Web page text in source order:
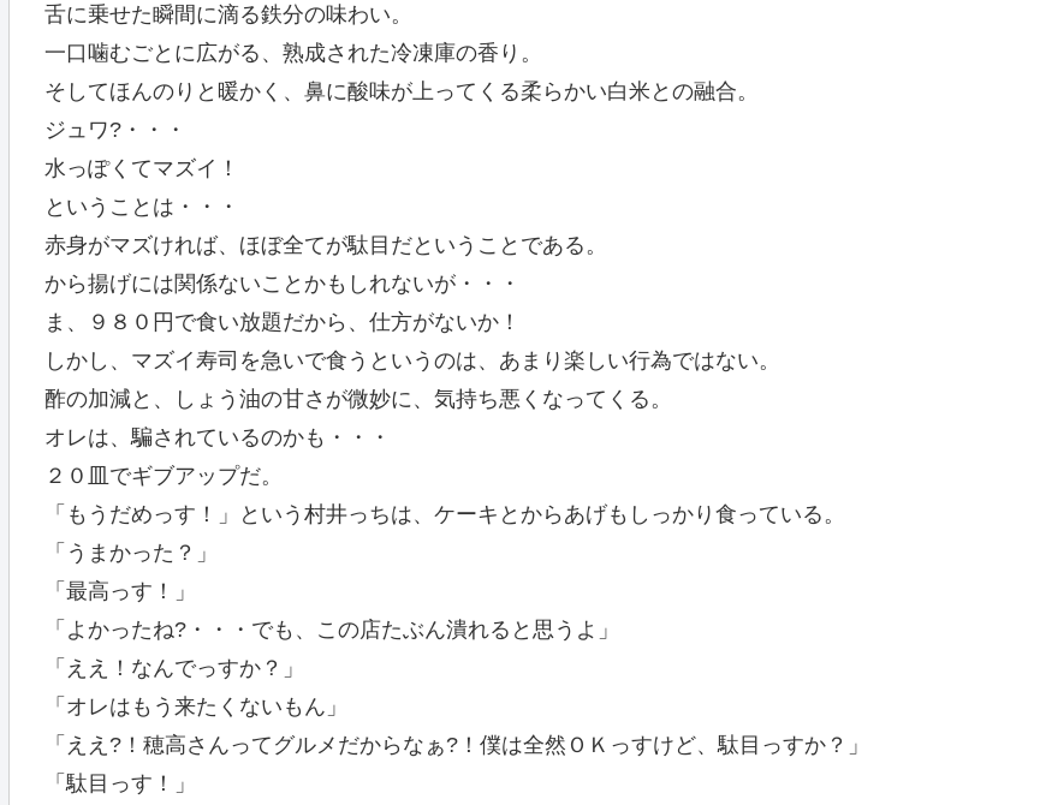
舌に乗せた瞬間に滴る鉄分の味わい。
一口噛むごとに広がる、熟成された冷凍庫の香り。
そしてほんのりと暖かく、鼻に酸味が上ってくる柔らかい白米との融合。
ジュワ?・・・
水っぽくてマズイ！
ということは・・・
赤身がマズければ、ほぼ全てが駄目だということである。
から揚げには関係ないことかもしれないが・・・
ま、９８０円で食い放題だから、仕方がないか！
しかし、マズイ寿司を急いで食うというのは、あまり楽しい行為ではない。
酢の加減と、しょう油の甘さが微妙に、気持ち悪くなってくる。
オレは、騙されているのかも・・・
２０皿でギブアップだ。
「もうだめっす！」という村井っちは、ケーキとからあげもしっかり食っている。
「うまかった？」
「最高っす！」
「よかったね?・・・でも、この店たぶん潰れると思うよ」
「ええ！なんでっすか？」
「オレはもう来たくないもん」
「ええ?！穂高さんってグルメだからなぁ?！僕は全然ＯＫっすけど、駄目っすか？」
「駄目っす！」